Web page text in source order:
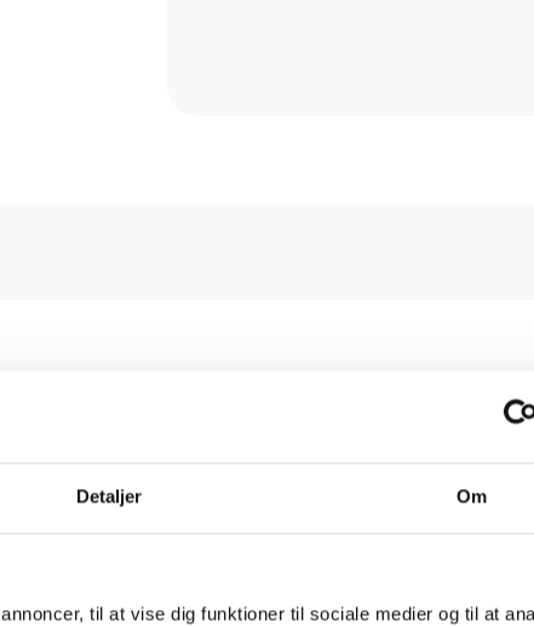
Detaljer Om
til at vise dig funktioner til sociale medier og til at
Gratis fragt over 349 kr.